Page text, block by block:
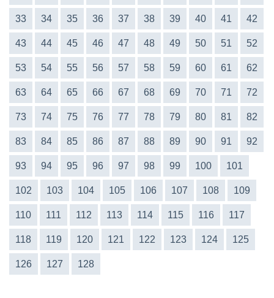
33 34 35 36 37 38 39 40 41 42
43 44 45 46 47 48 49 50 51 52
53 54 55 56 57 58 59 60 61 62
63 64 65 66 67 68 69 70 71 72
73 74 75 76 77 78 79 80 81 82
83 84 85 86 87 88 89 90 91 92
93 94 95 96 97 98 99 100 101
102 103 104 105 106 107 108 109
110 111 112 113 114 115 116 117
118 119 120 121 122 123 124 125
126 127 128